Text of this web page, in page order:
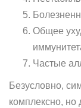
Общее
Частые
Безусловно,
комплексно,